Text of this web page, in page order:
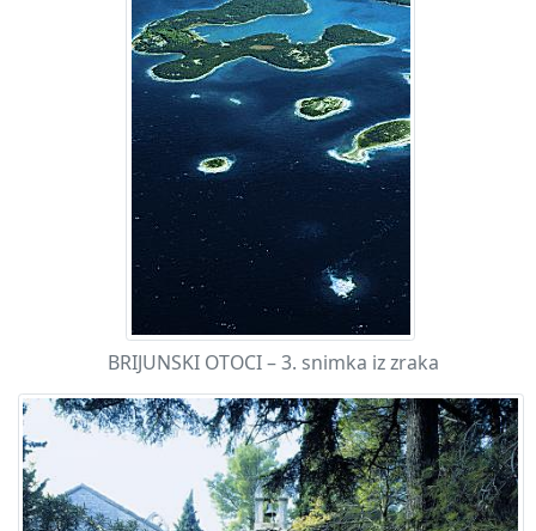
BRIJUNSKI OTOCI – 3. snimka iz zraka